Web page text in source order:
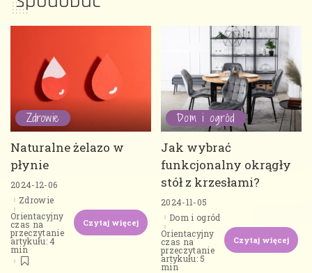
Zdrowie
Naturalne żelazo w
płynie
2024-12-06
Zdrowie
Orientacyjny
czas na
przeczytanie
artykułu: 4
min
Czytaj więcej
Dom i ogród
Jak wybrać
funkcjonalny okrągły
stół z krzesłami?
2024-11-05
Dom i ogród
Orientacyjny
czas na
przeczytanie
artykułu: 5
min
Czytaj więcej